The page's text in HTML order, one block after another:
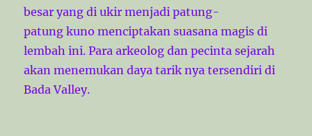
besar yang di ukir menjadi patung-
patung kuno menciptakan suasana magis di
lembah ini. Para arkeolog dan pecinta sejarah
akan menemukan daya tarik nya tersendiri di
Bada Valley.